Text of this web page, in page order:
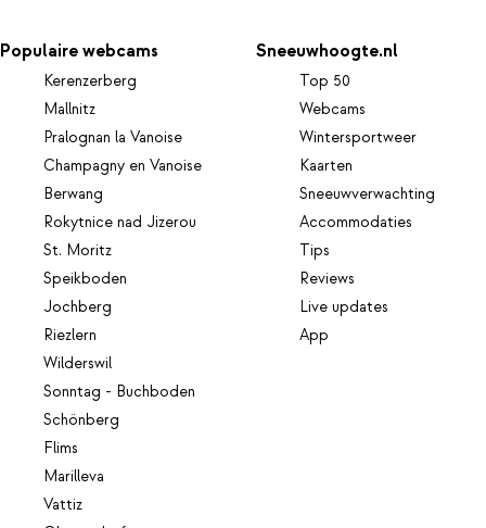
Populaire webcams
Kerenzerberg
Mallnitz
Pralognan la Vanoise
Champagny en Vanoise
Berwang
Rokytnice nad Jizerou
St. Moritz
Speikboden
Jochberg
Riezlern
Wilderswil
Sonntag - Buchboden
Schönberg
Flims
Marilleva
Vattiz
Sneeuwhoogte.nl
Top 50
Webcams
Wintersportweer
Kaarten
Sneeuwverwachting
Accommodaties
Tips
Reviews
Live updates
App